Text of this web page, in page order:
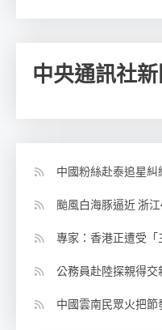
中央通訊社
中國粉絲赴泰追星
颱風白海豚逼近 浙
專家：香港正遭受「
公務員赴陸探親得
中國雲南民眾火把